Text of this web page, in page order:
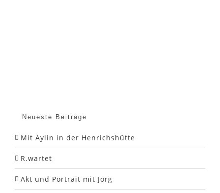
Neueste Beiträge
Mit Aylin in der Henrichshütte
R.wartet
Akt und Portrait mit Jörg